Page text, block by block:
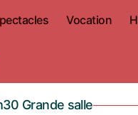
Vocation
Grande salle